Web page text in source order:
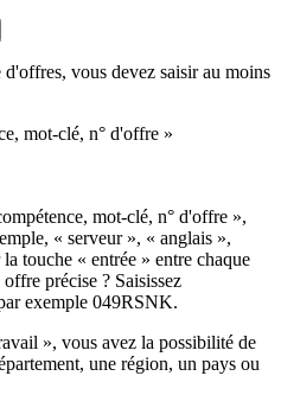
vous devez saisir au moins
mot-clé, n° d'offre »
mot-clé, n° d'offre »,
« serveur », « anglais »,
touche « entrée » entre chaque
précise ? Saisissez
exemple 049RSNK.
», vous avez la possibilité de
une région, un pays ou